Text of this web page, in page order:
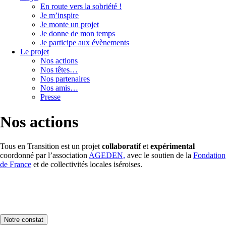
En route vers la sobriété !
Je m’inspire
Je monte un projet
Je donne de mon temps
Je participe aux évènements
Le projet
Nos actions
Nos têtes…
Nos partenaires
Nos amis…
Presse
Nos actions
Tous en Transition est un projet collaboratifet expérimental
coordonné par l’association AGEDEN, avec le soutien de la Fondation
de France et de collectivités locales iséroises.
Notre constat